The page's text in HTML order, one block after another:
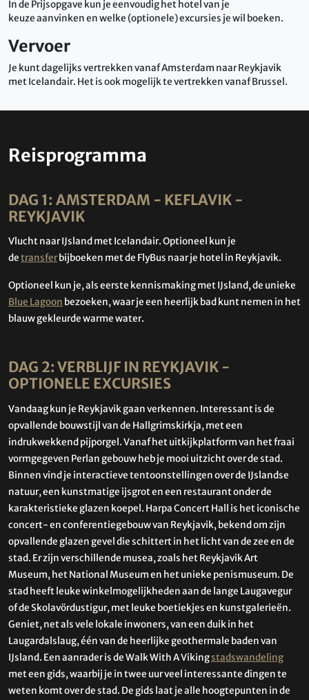
In de Prijsopgave kun je eenvoudig het hotel van je
keuze aanvinken en welke (optionele) excursies je wil boeken.
Vervoer
Je kunt dagelijks vertrekken vanaf Amsterdam naar Reykjavik
met Icelandair. Het is ook mogelijk te vertrekken vanaf Brussel.
Reisprogramma
DAG 1: AMSTERDAM - KEFLAVIK -
REYKJAVIK
Vlucht naar IJsland met Icelandair. Optioneel kun je
detransferbijboeken met de FlyBus naar je hotel in Reykjavik.
Optioneel kun je, als eerste kennismaking met IJsland, de unieke
Blue Lagoon bezoeken, waar je een heerlijk bad kunt nemen in het
blauw gekleurde warme water.
DAG 2: VERBLIJF IN REYKJAVIK -
OPTIONELE EXCURSIES
Vandaag kun je Reykjavik gaan verkennen. Interessant is de
opvallende bouwstijl van de Hallgrimskirkja, met een
indrukwekkend pijporgel. Vanaf het uitkijkplatform van het fraai
vormgegeven Perlan gebouw heb je mooi uitzicht over de stad.
Binnen vind je interactieve tentoonstellingen over de IJslandse
natuur, een kunstmatige ijsgrot en een restaurant onder de
karakteristieke glazen koepel. Harpa Concert Hall is het iconische
concert- en conferentiegebouw van Reykjavik, bekend om zijn
opvallende glazen gevel die schittert in het licht van de zee en de
stad. Er zijn verschillende musea, zoals het Reykjavik Art
Museum, het National Museum en het unieke penismuseum. De
stad heeft leuke winkelmogelijkheden aan de lange Laugavegur
of de Skolavördustigur, met leuke boetiekjes en kunstgalerieën.
Geniet, net als vele lokale inwoners, van een duik in het
Laugardalslaug, één van de heerlijke geothermale baden van
IJsland. Een aanrader is de Walk With A Vikingstadswandeling
met een gids, waarbij je in twee uur veel interessante dingen te
weten komt over de stad. De gids laat je alle hoogtepunten in de